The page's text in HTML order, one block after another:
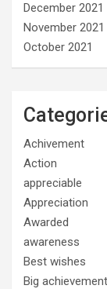
December 2021
November 2021
October 2021
Achivement
Action
appreciable
Appreciation
Awarded
awareness
Best wishes
Big achievement